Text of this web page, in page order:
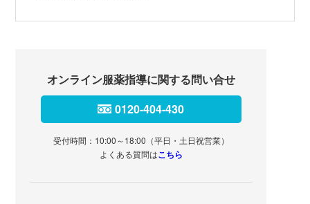
オンライン服薬指導に関する問い合せ
0120-404-430
受付時間：10:00～18:00（平日・土日祝営業）
よくある質問はこちら